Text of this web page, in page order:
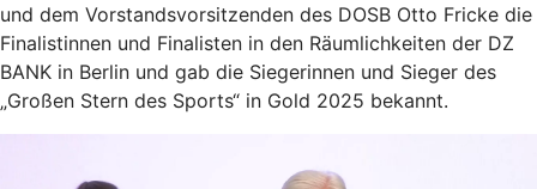
und dem Vorstandsvorsitzenden des DOSB Otto Fricke die
Finalistinnen und Finalisten in den Räumlichkeiten der DZ
BANK in Berlin und gab die Siegerinnen und Sieger des
„Großen Stern des Sports“ in Gold 2025 bekannt.